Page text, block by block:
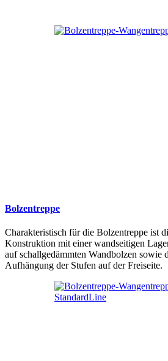
Bolzentreppe
Charakteristisch für die Bolzentreppe ist
Konstruktion mit einer wandseitigen
auf schallgedämmten Wandbolzen sowie
Aufhängung der Stufen auf der Freiseite.